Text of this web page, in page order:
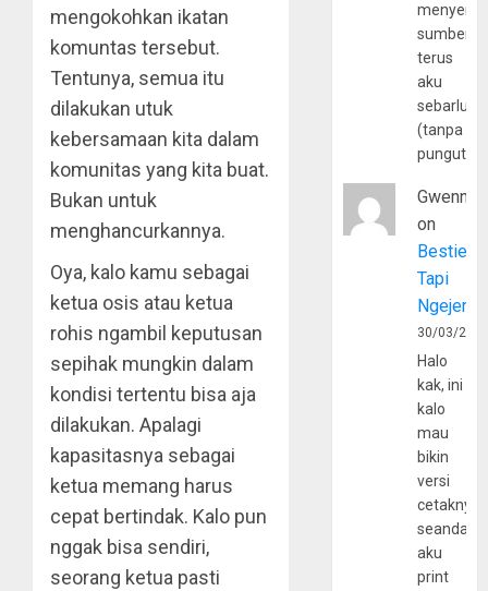
mengokohkan ikatan
komuntas tersebut.
Tentunya, semua itu
dilakukan utuk
kebersamaan kita dalam
komunitas yang kita buat.
Bukan untuk
menghancurkannya.
Oya, kalo kamu sebagai
ketua osis atau ketua
rohis ngambil keputusan
sepihak mungkin dalam
kondisi tertentu bisa aja
dilakukan. Apalagi
kapasitasnya sebagai
ketua memang harus
cepat bertindak. Kalo pun
nggak bisa sendiri,
seorang ketua pasti
sumber
terus
aku
(tanpa
Gwenny
on
Bestie
Tapi
30/03/
Halo
kak, ini
kalo
mau
bikin
versi
cetaknya
aku
print